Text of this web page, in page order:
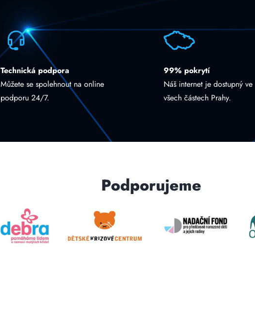
Technická podpora
Můžete se spolehnout na online
podporu 24/7.
99% pokrytí
Náš internet je dostupný ve
všech částech Prahy.
Podporujeme